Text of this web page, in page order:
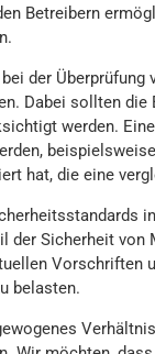
Betreibern
der
Dabei sollten
werden.
hat, die eine
der Sicherheit
Vorschriften
belasten.